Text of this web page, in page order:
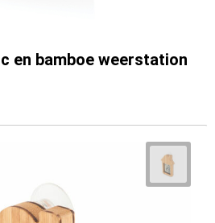
en bamboe weerstation